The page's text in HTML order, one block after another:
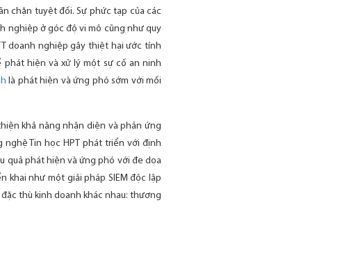
chặn tuyệt đối. Sự phức tạp của các
nghiệp ở góc độ vi mô cũng như quy
doanh nghiệp gây thiệt hại ước tính
phát hiện và xử lý một sự cố an ninh
là phát hiện và ứng phó sớm với mối
khả năng nhận diện và phản ứng
nghệ Tin học HPT phát triển với định
quả phát hiện và ứng phó với đe dọa
khai như một giải pháp SIEM độc lập
thù kinh doanh khác nhau: thương